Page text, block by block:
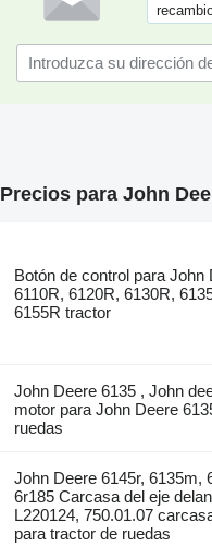
Precios para John
Botón de control para John
6110R, 6120R, 6130R,
6155R tractor
John Deere 6135 , John
motor para John Deere
ruedas
John Deere 6145r, 6135m,
6r185 Carcasa del eje
L220124, 750.01.07
para tractor de ruedas